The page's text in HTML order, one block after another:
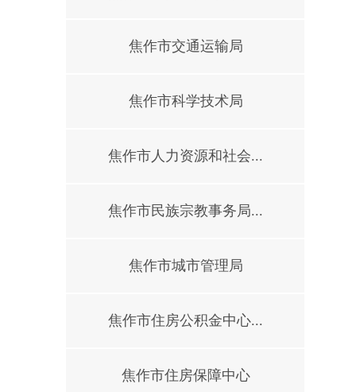
焦作市交通运输局
焦作市科学技术局
焦作市人力资源和社会...
焦作市民族宗教事务局...
焦作市城市管理局
焦作市住房公积金中心...
焦作市住房保障中心